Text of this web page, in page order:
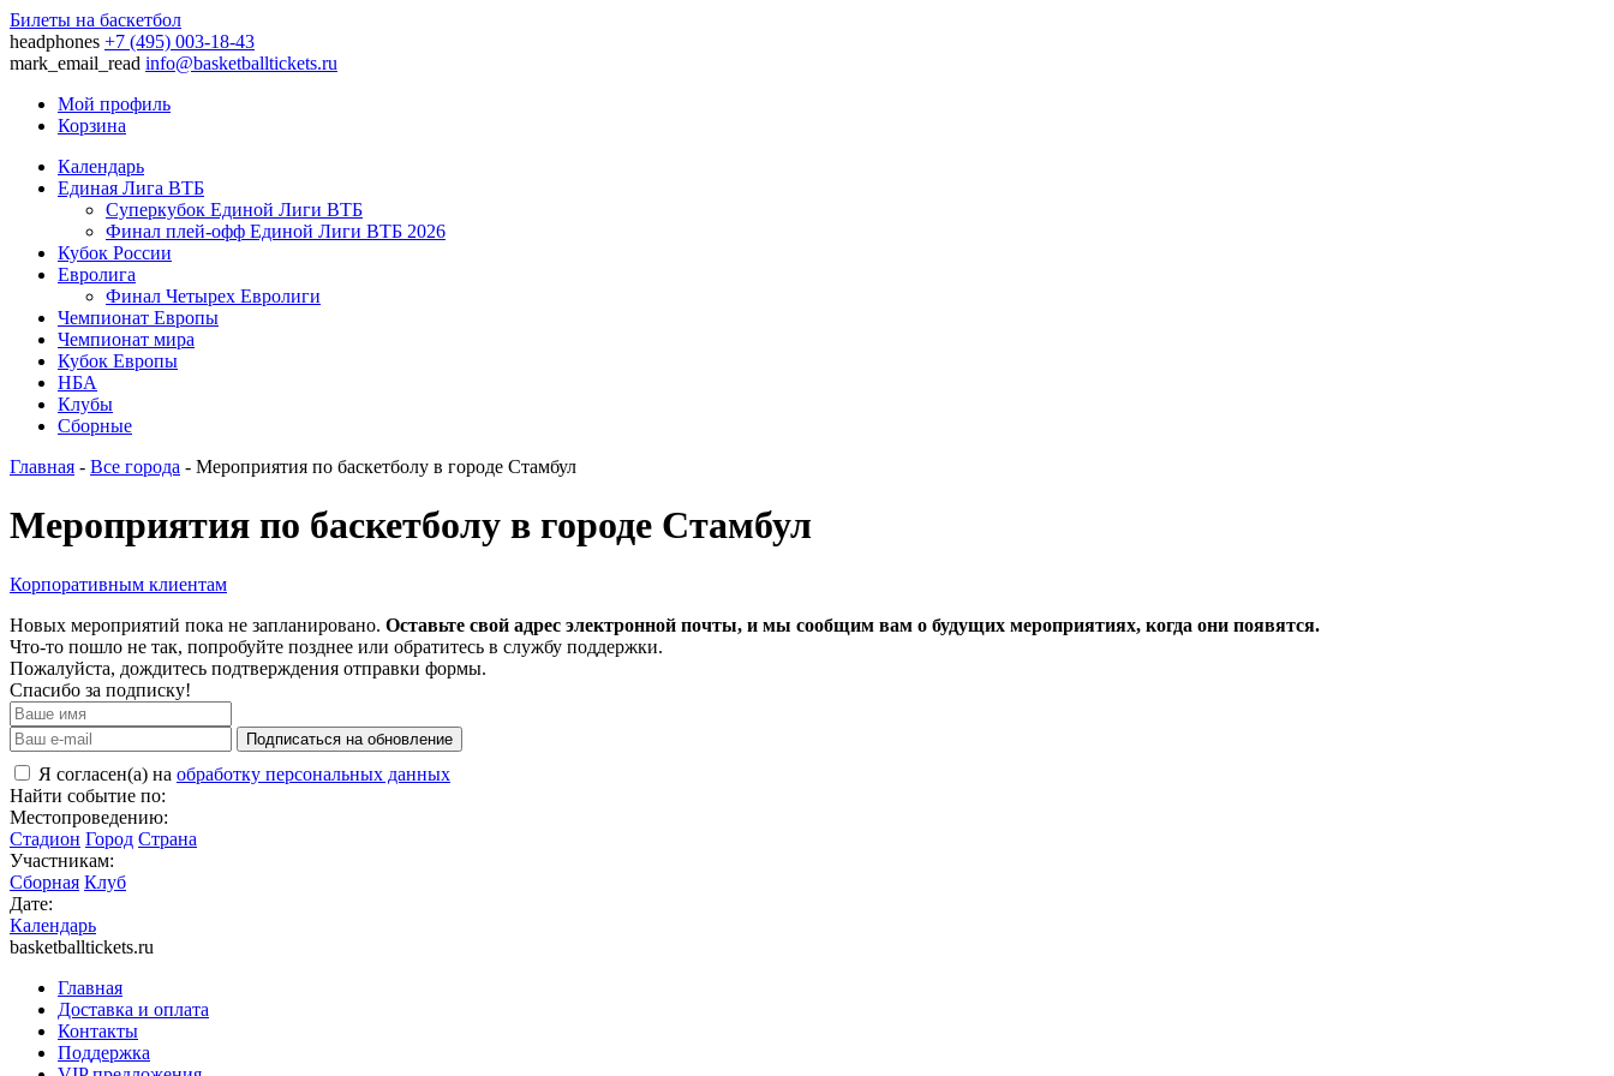
Билеты на баскетбол
headphones +7 (495) 003-18-43
mark_email_read info@basketballtickets.ru
Мой профиль
Корзина
Календарь
Единая Лига ВТБ
Суперкубок Единой Лиги ВТБ
Финал плей-офф Единой Лиги ВТБ 2026
Кубок России
Евролига
Финал Четырех Евролиги
Чемпионат Европы
Чемпионат мира
Кубок Европы
НБА
Клубы
Сборные
Главная - Все города - Мероприятия по баскетболу в городе Стамбул
Мероприятия по баскетболу в городе Стамбул
Корпоративным клиентам
Новых мероприятий пока не запланировано. Оставьте свой адрес электронной почты, и мы сообщим вам о будущих мероприятиях, когда они появятся.
Что-то пошло не так, попробуйте позднее или обратитесь в службу поддержки.
Пожалуйста, дождитесь подтверждения отправки формы.
Спасибо за подписку!
Подписаться на обновление
Я согласен(а) на обработку персональных данных
Найти событие по:
Местопроведению:
Стадион Город Страна
Участникам:
Сборная Клуб
Дате:
Календарь
basketballtickets.ru
Главная
Доставка и оплата
Контакты
Поддержка